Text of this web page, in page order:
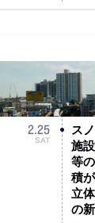
2.25
SAT
ス
施
等
積
立
の